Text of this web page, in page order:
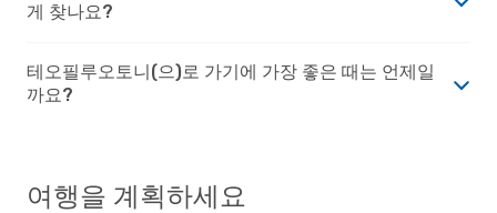
게 찾나요?
테오필루오토니(으)로 가기에 가장 좋은 때는 언제일
까요?
여행을 계획하세요